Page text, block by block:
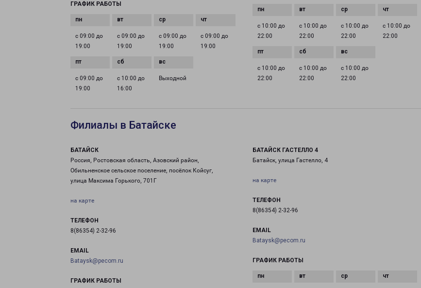
ГРАФИК РАБОТЫ
с 09:00 до
19:00
с 09:00 до
19:00
с 09:00 до
19:00
с 09:00 до
19:00
с 09:00 до
19:00
с 10:00 до
16:00
Выходной
с 10:00 до
22:00
с 10:00 до
22:00
с 10:00 до
22:00
с 10:00 до
22:00
с 10:00 до
22:00
с 10:00 до
22:00
с 10:00 до
22:00
Филиалы в Батайске
БАТАЙСК
Россия, Ростовская область, Азовский район,
Обильненское сельское поселение, посёлок Койсуг,
улица Максима Горького, 701Г
на карте
ТЕЛЕФОН
8(86354) 2-32-96
EMAIL
Bataysk@pecom.ru
ГРАФИК РАБОТЫ
БАТАЙСК ГАСТЕЛЛО 4
Батайск, улица Гастелло, 4
на карте
ТЕЛЕФОН
8(86354) 2-32-96
EMAIL
Bataysk@pecom.ru
ГРАФИК РАБОТЫ